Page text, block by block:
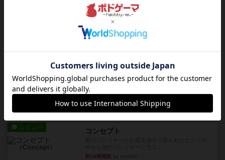
画像付き
ファイアー・ブルズ / 火牛陣
レビュー フリップ７
カードをめくるかパスをするかを決めてパスした
約18時間前by mob567
レビュー コンセプト
約18時間前